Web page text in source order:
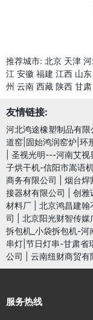
推荐城市: 北京 天津
江 安徽 福建 江西 山东
州 云南 西藏 陕西 甘肃
友情链接:
河北鸿途橡塑制品有限
道窑|固始鸿润窑炉|环
圣视光明---河南艾视
子烘干机-信阳市嵩语
商务有限公司
烟台焊
接器材有限公司
创雅
材料厂
北京鸿昌建翰
司
北京阳光财智传媒
拆包机_小袋拆包机-河
串灯|节日灯串-甘肃省
公司
云南纽财商贸有
服务热线